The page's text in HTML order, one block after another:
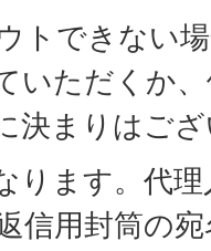
トできない
いただくか
決まりはご
ります。代
信用封筒の